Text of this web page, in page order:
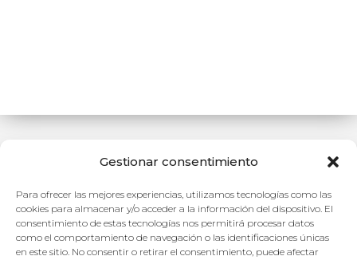
Gestionar consentimiento
Para ofrecer las mejores experiencias, utilizamos tecnologías como las
cookies para almacenar y/o acceder a la información del dispositivo. El
consentimiento de estas tecnologías nos permitirá procesar datos
como el comportamiento de navegación o las identificaciones únicas
en este sitio. No consentir o retirar el consentimiento, puede afectar
Sentado Siente sus Fondos / Vive su Frescura
Es gentileza de Diego René